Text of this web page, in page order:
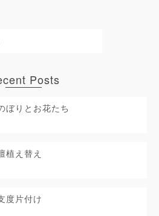
Posts
ぼりとお花たち
植え替え
度片付け